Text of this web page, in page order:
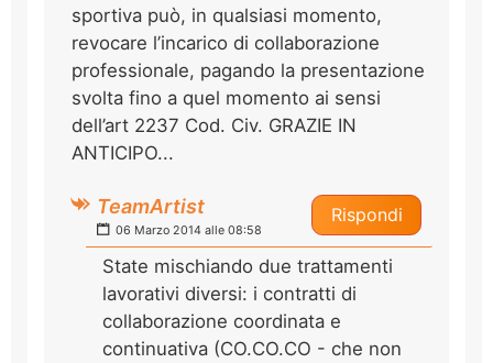
sportiva può, in qualsiasi momento,
revocare l’incarico di collaborazione
professionale, pagando la presentazione
svolta fino a quel momento ai sensi
dell’art 2237 Cod. Civ. GRAZIE IN
ANTICIPO...
Rispondi
TeamArtist
06 Marzo 2014 alle 08:58
State mischiando due trattamenti
lavorativi diversi: i contratti di
collaborazione coordinata e
continuativa (CO.CO.CO - che non